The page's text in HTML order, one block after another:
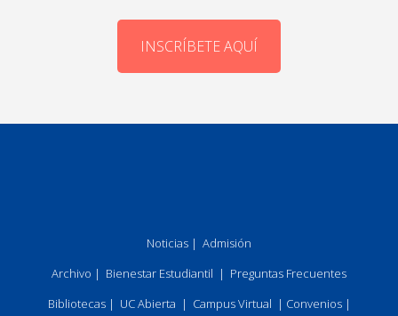
INSCRÍBETE AQUÍ
Noticias | Admisión
Archivo | Bienestar Estudiantil | Preguntas Frecuentes
Bibliotecas| UC Abierta | Campus Virtual | Convenios|